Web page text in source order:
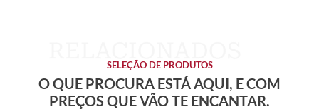
SELEÇÃO DE PRODUTOS
O QUE PROCURA ESTÁ AQUI, E COM
PREÇOS QUE VÃO TE ENCANTAR.